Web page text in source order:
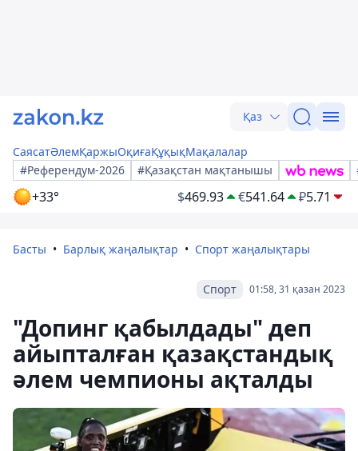
Қаз
СаясатӘлемҚаржыОқиғаҚұқықМақалалар
#Референдум-2026
#Қазақстан мақтанышы
+33° $469.93 €541.64 ₽5.71
Басты Барлық жаңалықтар Спорт жаңалықтары
01:58, 31 қазан 2023
Спорт
"Допинг қабылдады" деп
айыпталған қазақстандық
әлем чемпионы ақталды